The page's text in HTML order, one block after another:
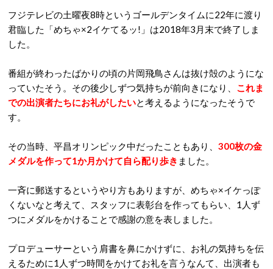
フジテレビの土曜夜8時というゴールデンタイムに22年に渡り
君臨した「めちゃ×2イケてるッ!」は2018年3月末で終了しま
した。
番組が終わったばかりの頃の片岡飛鳥さんは抜け殻のようにな
っていたそう。その後少しずつ気持ちが前向きになり、 これま
での出演者たちにお礼がしたいと考えるようになったそうで
す。
その当時、平昌オリンピック中だったこともあり、 300枚の金
メダルを作って1か月かけて自ら配り歩き ました。
一斉に郵送するというやり方もありますが、めちゃ×イケっぽ
くないなと考えて、スタッフに表彰台を作ってもらい、1人ず
つにメダルをかけることで感謝の意を表しました。
プロデューサーという肩書を鼻にかけずに、お礼の気持ちを伝
えるために1人ずつ時間をかけてお礼を言うなんて、出演者も